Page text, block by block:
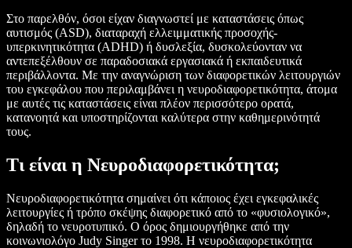
Στο παρελθόν, όσοι είχαν διαγνωστεί με καταστάσεις όπως
αυτισμός (ASD), διαταραχή ελλειμματικής προσοχής-
υπερκινητικότητα (ADHD) ή δυσλεξία, δυσκολεύονταν να
αντεπεξέλθουν σε παραδοσιακά εργασιακά ή εκπαιδευτικά
περιβάλλοντα. Με την αναγνώριση των διαφορετικών λειτουργιών
του εγκεφάλου που περιλαμβάνει η νευροδιαφορετικότητα, άτομα
με αυτές τις καταστάσεις είναι πλέον περισσότερο ορατά,
κατανοητά και υποστηρίζονται καλύτερα στην καθημερινότητά
τους.
Τι είναι η Νευροδιαφορετικότητα;
Νευροδιαφορετικότητα σημαίνει ότι κάποιος έχει εγκεφαλικές
λειτουργίες ή τρόπο σκέψης διαφορετικό από το «φυσιολογικό»,
δηλαδή το νευροτυπικό. Ο όρος δημιουργήθηκε από την
κοινωνιολόγο Judy Singer το 1998. Η νευροδιαφορετικότητα